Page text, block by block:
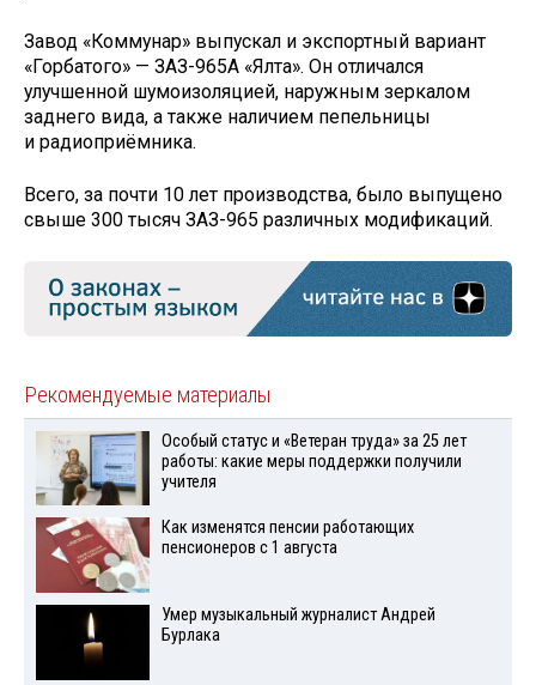
Завод «Коммунар» выпускал и экспортный вариант
«Горбатого» — ЗАЗ-965А «Ялта». Он отличался
улучшенной шумоизоляцией, наружным зеркалом
заднего вида, а также наличием пепельницы
и радиоприёмника.
Всего, за почти 10 лет производства, было выпущено
свыше 300 тысяч ЗАЗ-965 различных модификаций.
Рекомендуемые материалы
Особый статус и «Ветеран труда» за 25 лет
работы: какие меры поддержки получили
учителя
Как изменятся пенсии работающих
пенсионеров с 1 августа
Умер музыкальный журналист Андрей
Бурлака